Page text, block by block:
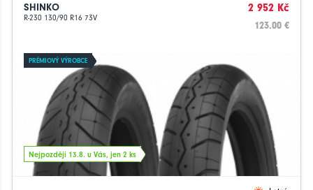
SHINKO
R-230 130/90 R16 73V
2 952 Kč
123.00 €
PRÉMIOVÝ VÝROBCE
Nejpozději 13.8. u Vás, jen 2 ks